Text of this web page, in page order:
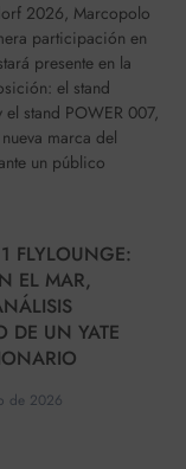
2026, Marcopolo
participación en
presente en la
el stand
stand POWER 007,
marca del
un público
de 2026
FLYLOUNGE:
EL MAR,
DE UN YATE